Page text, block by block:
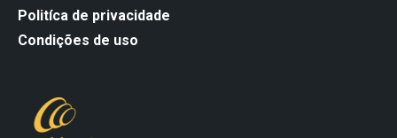
Politíca de privacidade
Condições de uso